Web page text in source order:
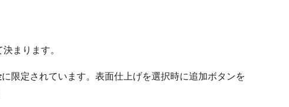
まります。
に限定されています。表面仕上げを選択時に追加ボタンを